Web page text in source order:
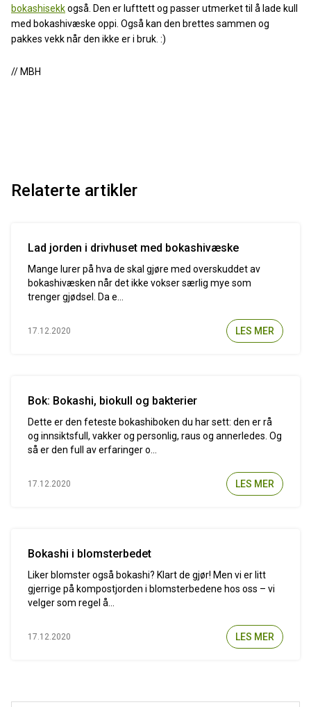
bokashisekkogså. Den er lufttett og passer utmerket til å lade kull
med bokashivæske oppi. Også kan den brettes sammen og
pakkes vekk når den ikke er i bruk. :)
// MBH
Relaterte artikler
Lad jorden i drivhuset med bokashivæske
Mange lurer på hva de skal gjøre med overskuddet av
bokashivæsken når det ikke vokser særlig mye som
trenger gjødsel. Da e...
17.12.2020 LES MER
Bok: Bokashi, biokull og bakterier
Dette er den feteste bokashiboken du har sett: den er rå
og innsiktsfull, vakker og personlig, raus og annerledes. Og
så er den full av erfaringer o...
17.12.2020 LES MER
Bokashi i blomsterbedet
Liker blomster også bokashi? Klart de gjør! Men vi er litt
gjerrige på kompostjorden i blomsterbedene hos oss – vi
velger som regel å...
17.12.2020 LES MER